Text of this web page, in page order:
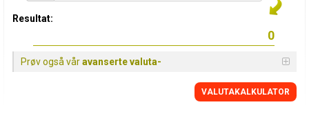
Resultat:
Prøv også våravanserte valuta-
VALUTAKALKULATOR